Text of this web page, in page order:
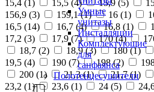
Умные
унитазы
Инсталляции
Комплектующие
для
санфаянса
Полотенцесушители
15,4 (1 ) 15,5 (4) 15,9 (5)
156,9 (3) 159,1 (1) 16 (1)
16,5 (14) 16,7 (4) 16,8 (1)
17,2 (3) 17,9 (7) 170 (4)
18,7 (2) 18,9 (3) 180 (1)
19,5 (4) 190 (7) 198 (2)
200 (1) 21,3 (1) 21,7 (1)
23,2 (1) 23,6 (1) 24 (5)